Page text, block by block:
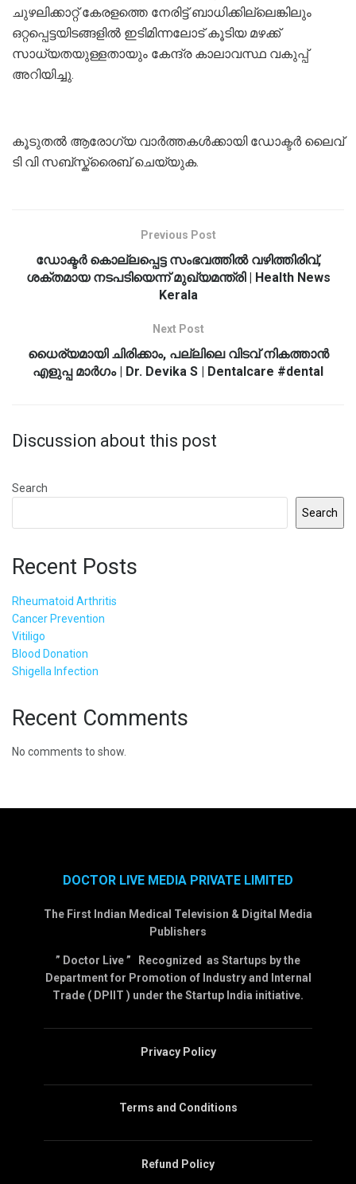
ചുഴലിക്കാറ്റ് കേരളത്തെ നേരിട്ട് ബാധിക്കില്ലെങ്കിലും
ഒറ്റപ്പെട്ടയിടങ്ങളിൽ ഇടിമിന്നലോട് കൂടിയ മഴക്ക്
സാധ്യതയുള്ളതായും കേന്ദ്ര കാലാവസ്ഥ വകുപ്പ്
അറിയിച്ചു.
കൂടുതൽ ആരോഗ്യ വാർത്തകൾക്കായി ഡോക്ടർ ലൈവ്
ടി വി സബ്സ്ക്രൈബ് ചെയ്യുക.
Previous Post
ഡോക്ടര്‍ കൊല്ലപ്പെട്ട സംഭവത്തില്‍ വഴിത്തിരിവ്,
ശക്തമായ നടപടിയെന്ന് മുഖ്യമന്ത്രി | Health News
Kerala
Next Post
ധൈര്യമായി ചിരിക്കാം, പല്ലിലെ വിടവ് നികത്താന്‍
എളുപ്പ മാര്‍ഗം | Dr. Devika S | Dentalcare #dental
Discussion about this post
Search
Search
Recent Posts
Rheumatoid Arthritis
Cancer Prevention
Vitiligo
Blood Donation
Shigella Infection
Recent Comments
No comments to show.
DOCTOR LIVE MEDIA PRIVATE LIMITED
The First Indian Medical Television & Digital Media
Publishers
” Doctor Live ” Recognized as Startups by the
Department for Promotion of Industry and Internal
Trade ( DPIIT ) under the Startup India initiative.
Privacy Policy
Terms and Conditions
Refund Policy